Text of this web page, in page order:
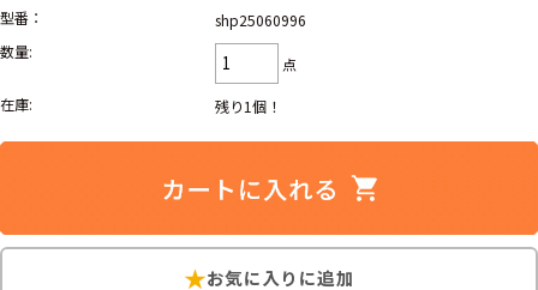
アイテムから探す
ジャケット スウェット セーター
半袖シャツ
パンツ レディース 子供服
型番：
shp25060996
数量:
点
在庫:
残り1個！